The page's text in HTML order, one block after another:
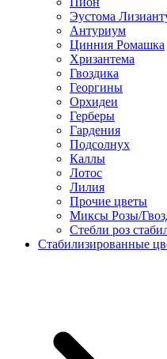
Эустома
Антуриум
Цинния Ромашка
Хризантема
Гвоздика
Георгины
Орхидеи
Герберы
Гардения
Подсолнух
Каллы
Лотос
Лилия
Прочие цветы
Миксы Розы/
Стебли роз
Стабилизированные